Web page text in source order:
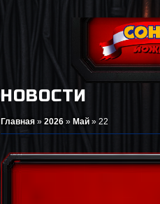
НОВОСТИ
Главная » 2026 » Май » 22